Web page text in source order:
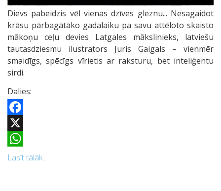
Dievs pabeidzis vēl vienas dzīves gleznu... Nesagaidot
krāsu pārbagātāko gadalaiku pa savu attēloto skaisto
mākoņu ceļu devies Latgales mākslinieks, latviešu
tautasdziesmu ilustrators Juris Gaigals – vienmēr
smaidīgs, spēcīgs vīrietis ar raksturu, bet inteliģentu
sirdi.
Dalies:
Facebook
X
WhatsApp
Lasīt tālāk...